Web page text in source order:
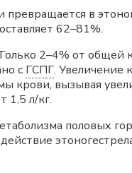
в
62–81%.
2–4% от общей
с ГСПГ. Увеличение
крови, вызывая
1,5 л/кг.
половых